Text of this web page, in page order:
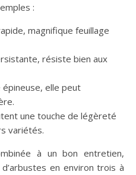
:
magnifique feuillage
résiste bien aux
épineuse, elle peut
une touche de légèreté
variétés.
à un bon entretien,
en environ trois à